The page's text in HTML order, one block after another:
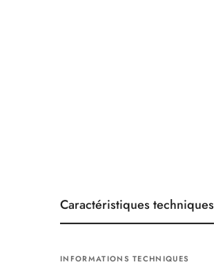
Caractéristiques techniques
INFORMATIONS TECHNIQUES